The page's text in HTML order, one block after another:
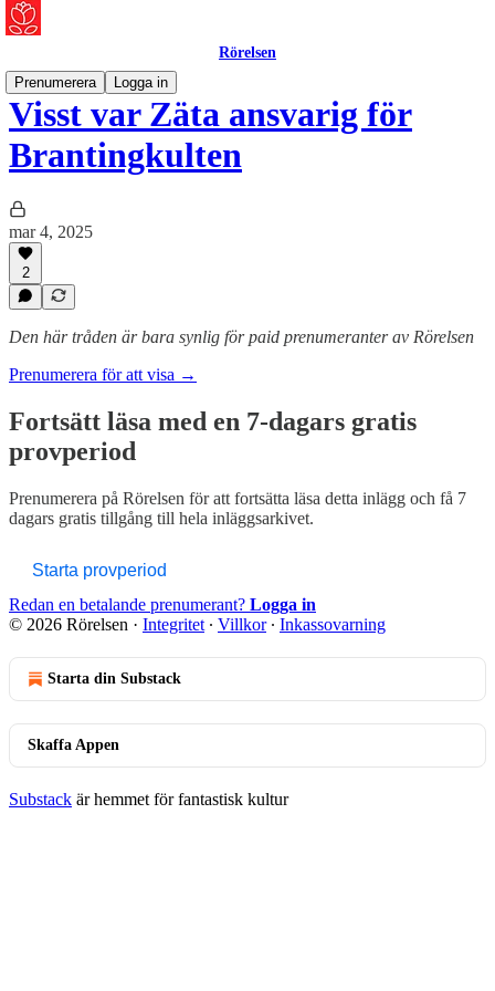
Rörelsen
Prenumerera
Logga in
Visst var Zäta ansvarig för
Brantingkulten
mar 4, 2025
2
Den här tråden är bara synlig för paid prenumeranter av Rörelsen
Prenumerera för att visa →
Fortsätt läsa med en 7-dagars gratis
provperiod
Prenumerera på Rörelsen för att fortsätta läsa detta inlägg och få 7
dagars gratis tillgång till hela inläggsarkivet.
Starta provperiod
Redan en betalande prenumerant? Logga in
© 2026 Rörelsen · Integritet ∙ Villkor∙ Inkassovarning
Starta din Substack
Skaffa Appen
Substack är hemmet för fantastisk kultur